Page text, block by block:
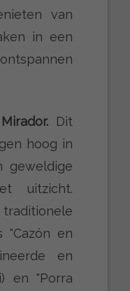
van
in een
Dit
hoog in
geweldige
uitzicht.
traditionele
"Cazón en
en
en "Porra